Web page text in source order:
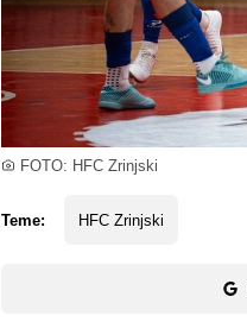
FOTO: HFC Zrinjski
Teme: HFC Zrinjski